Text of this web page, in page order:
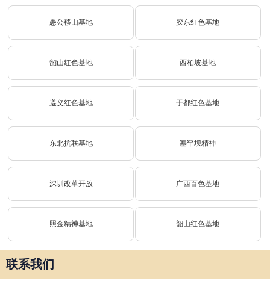
愚公移山基地 胶东红色基地
韶山红色基地 西柏坡基地
遵义红色基地 于都红色基地
东北抗联基地 塞罕坝精神
深圳改革开放 广西百色基地
照金精神基地 韶山红色基地
联系我们